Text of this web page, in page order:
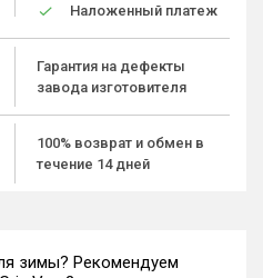
Наложенный платеж
Гарантия на дефекты
завода изготовителя
100% возврат и обмен в
течение 14 дней
зимы? Рекомендуем